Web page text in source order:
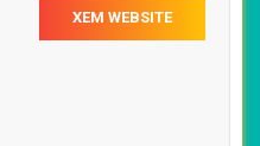
XEM WEBSITE